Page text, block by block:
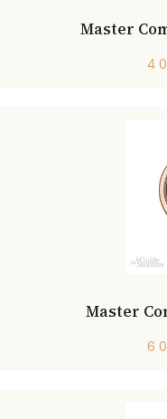
Master
4
Master
6